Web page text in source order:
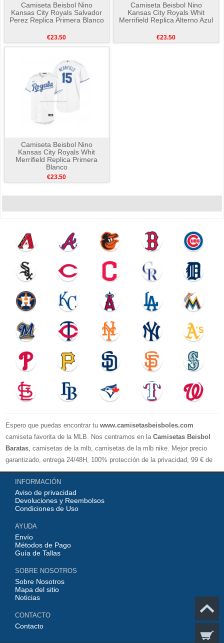
Camiseta Beisbol Nino
Kansas City Royals Salvador
Perez Replica Primera Blanco
€23.50
Camiseta Beisbol Nino
Kansas City Royals Whit
Merrifield Replica Alterno Azul
€23.50
Camiseta Beisbol Nino
Kansas City Royals Whit
Merrifield Replica Primera
Blanco
€23.50
Espero que puedas encontrar tu www.camisetasbeisboles.com
camiseta favorita de la MLB. Nos centramos en la Camisetas Beisbol
Baratas, camisetas de la mlb, camisetas de la mlb nike. Mejor precio
garantizado, entrega 24/48H, 100% protección de la privacidad, 99 € de
compra El envío es gratuito, asistencia para devoluciones y reembolsos,
no lo dude, no compre. Servicio cómodo y cortés, bienvenido a su
pedido.
INFORMACIÓN
Aviso de privacidad
Devoluciones y Reembolsos
Condiciones de Uso
AYUDA
Envío
Métodos de Pago
Guía de Tallas
SOBRE NOSOTROS
Sobre Nosotros
Mapa del sitio
Noticias
CONTACTO
Contacto